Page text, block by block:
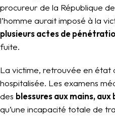
procureur de la République
l’homme aurait imposé à la
plusieurs actes de
fuite.
La victime, retrouvée en état
hospitalisée. Les examens
des blessures aux mains,
qu’une incapacité totale de